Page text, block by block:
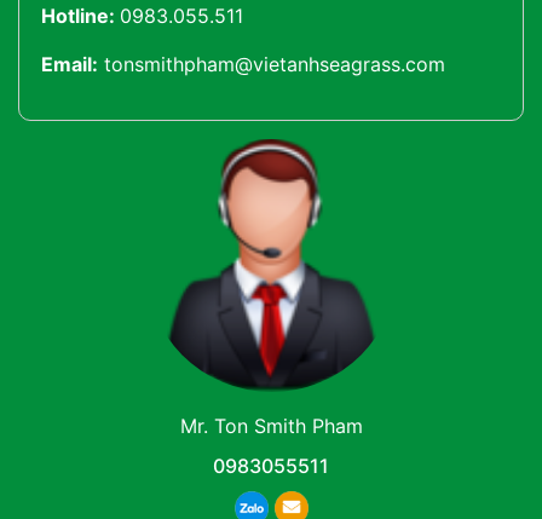
Hotline: 0983.055.511
Email: tonsmithpham@vietanhseagrass.com
Mr. Ton Smith Pham
0983055511